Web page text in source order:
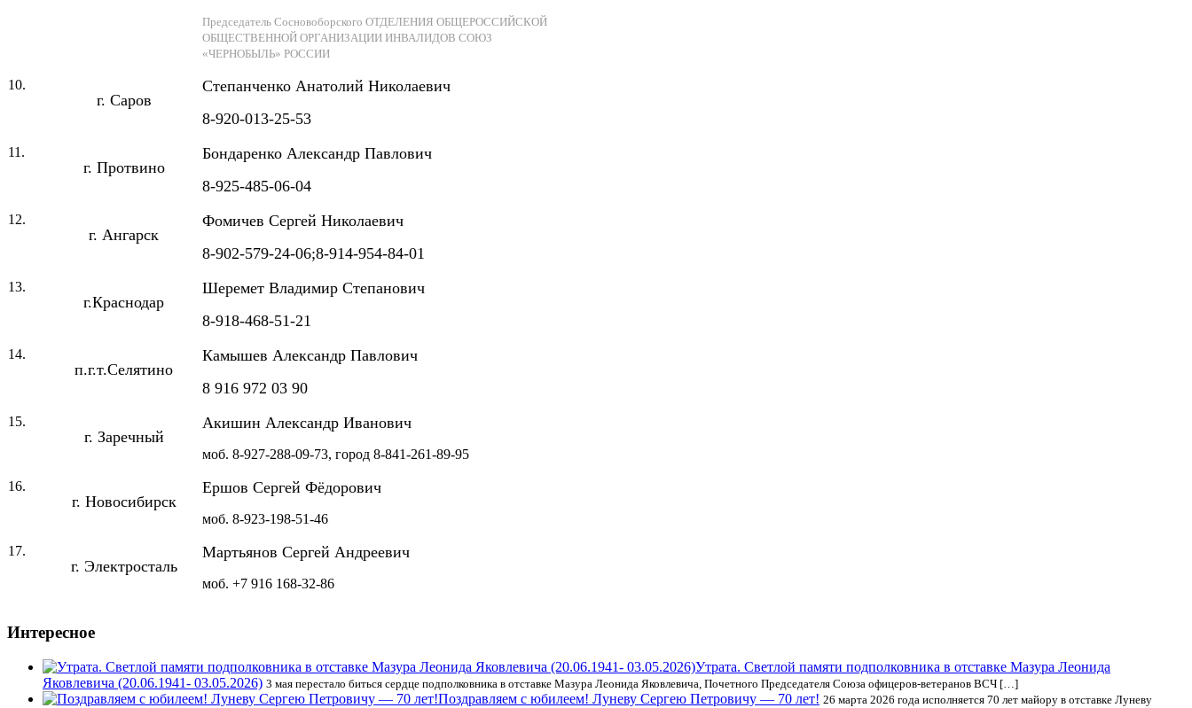
Председатель Сосновоборского ОТДЕЛЕНИЯ ОБЩЕРОССИЙСКОЙ
ОБЩЕСТВЕННОЙ ОРГАНИЗАЦИИ ИНВАЛИДОВ СОЮЗ
«ЧЕРНОБЫЛЬ» РОССИИ
10.
г. Саров
Степанченко Анатолий Николаевич
8-920-013-25-53
11.
г. Протвино
Бондаренко Александр Павлович
8-925-485-06-04
12.
г. Ангарск
Фомичев Сергей Николаевич
8-902-579-24-06;8-914-954-84-01
13.
г.Краснодар
Шеремет Владимир Степанович
8-918-468-51-21
14.
п.г.т.Селятино
Камышев Александр Павлович
8 916 972 03 90
15.
г. Заречный
Акишин Александр Иванович
моб. 8-927-288-09-73, город 8-841-261-89-95
16.
г. Новосибирск
Ершов Сергей Фёдорович
моб. 8-923-198-51-46
17.
г. Электросталь
Мартьянов Сергей Андреевич
моб. +7 916 168-32-86
Интересное
Утрата. Светлой памяти подполковника в отставке Мазура Леонида
Яковлевича (20.06.1941- 03.05.2026) 3 мая перестало биться сердце подполковника в отставке Мазура Леонида Яковлевича, Почетного Председателя Союза офицеров-ветеранов ВСЧ […]
Поздравляем с юбилеем! Луневу Сергею Петровичу — 70 лет! 26 марта 2026 года исполняется 70 лет майору в отставке Луневу